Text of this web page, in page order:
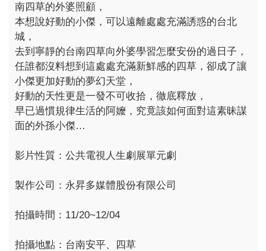
南四草的外婆照顧，
本想說好動的小傑，可以遠離處處充滿誘惑的台北
城，
去到寧靜的台南四草向外婆學習怎麼安份的過日子，
任誰都沒料想到這處處充滿新鮮感的四草，卻成了讓
小傑更加好動的夢幻天堂，
好動的天性更是一發不可收拾，徹底釋放，
早已過慣規律生活的阿嬤，究竟該如何面對這素昧謀
面的外孫小傑…
影片性質：公共電視人生劇展單元劇
製作公司：永昇多媒體股份有限公司
拍攝時間：11/20~12/04
拍攝地點：台南安平、四草